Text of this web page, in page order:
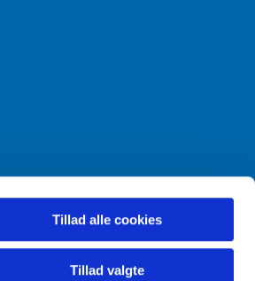
Tillad alle cookies
Tillad valgte